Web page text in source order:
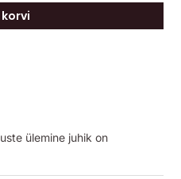
korvi
ülemine juhik on